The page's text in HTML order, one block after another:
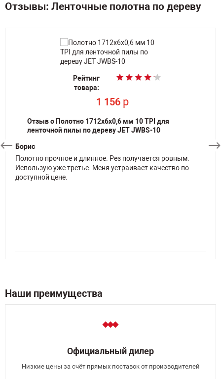
Отзывы: Ленточные полотна по дереву
Рейтинг
товара:
1 156 p
Отзыв о Полотно 1712х6х0,6 мм 10 TPI для
ленточной пилы по дереву JET JWBS-10
Борис
Полотно прочное и длинное. Рез получается ровным.
Использую уже третье. Меня устраивает качество по
доступной цене.
Рейтинг
товара:
1 156 p
Рейтинг
товара:
1 401 p
Рейтинг
товара:
1 472 p
Рейтинг
товара:
1 401 p
Рейтинг
товара:
1 401 p
Рейтинг
товара:
p
Наши преимущества
Официальный дилер
Низкие цены за счёт прямых поставок от производителей